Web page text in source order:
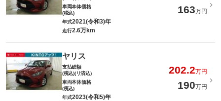
車両本体価格
(税込)
163万円
年式2021(令和3)年
走行2.6万km
ヤリス
支払総額
(税込)(リ済込)
202.2万円
車両本体価格
(税込)
190万円
年式2023(令和5)年